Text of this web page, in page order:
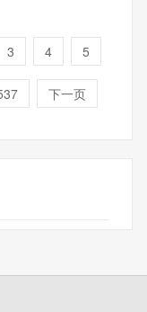
3 4 5
下一页